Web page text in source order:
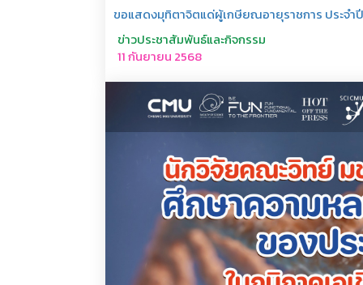
ขอแสดงมุทิตาจิตแด่ผู้เกษียณอายุราชการ ประจำ
ข่าวประชาสัมพันธ์และกิจกรรม
11 กันยายน 2568